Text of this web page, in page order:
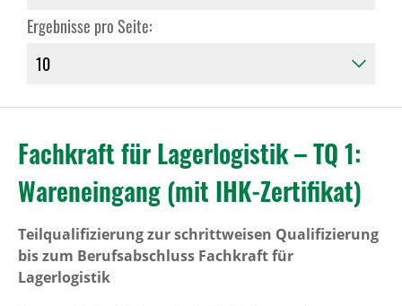
Ergebnisse pro Seite:
Fachkraft für Lagerlogistik – TQ 1:
Wareneingang (mit IHK-Zertifikat)
Teilqualifizierung zur schrittweisen Qualifizierung
bis zum Berufsabschluss Fachkraft für
Lagerlogistik